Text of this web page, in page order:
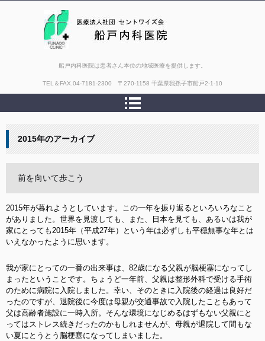
船戸内科医院は患者さん本位の地域医療を提供します。
TEL＆FAX. 04-7181-2300 〒270-1158 千葉県我孫子市船戸2-1-10
2015年のアーカイブ
前を向いて歩こう
2015年が暮れようとしています。この一年を振り返るといろいろなこと
がありました。世界を見渡しても、また、日本を見ても、あるいは我が
家にとっても2015年（平成27年）という年は必ずしも平穏無事な年とは
いえなかったように思います。
我が家にとっての一番の出来事は、82歳になる父親が脳梗塞になってし
まったということです。ちょうど一年前、父親は整形外科で受ける手術
のために病院に入院しました。幸い、そのときに入院後の経過は良好だ
ったのですが、退院後に今度は母親が交通事故で入院したこともあって
父は高齢者施設に一時入所。そんな環境になじめるはずもない父親にと
ってはストレス続きだったのかもしれませんが、母親が退院して間もな
い夏にとうとう脳梗塞になってしまいました。